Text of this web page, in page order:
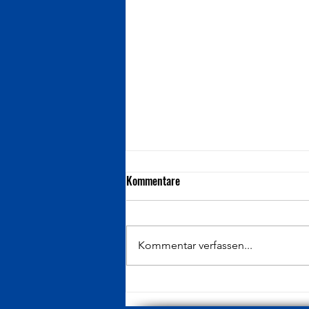
Kommentare
Kommentar verfassen...